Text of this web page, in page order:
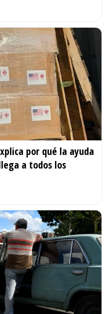
por qué la ayuda
a todos los